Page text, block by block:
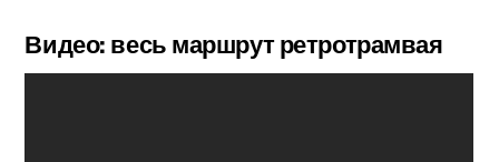
Видео: весь маршрут ретротрамвая